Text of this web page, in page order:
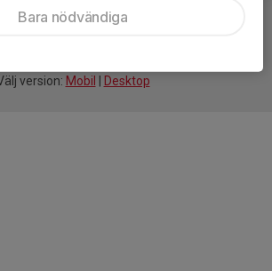
version: Mobil Desktop
Bara nödvändiga